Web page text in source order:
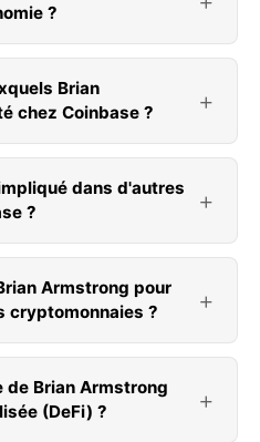
?
Brian
chez Coinbase ?
dans d'autres
?
Armstrong pour
cryptomonnaies ?
de Brian Armstrong
(DeFi) ?